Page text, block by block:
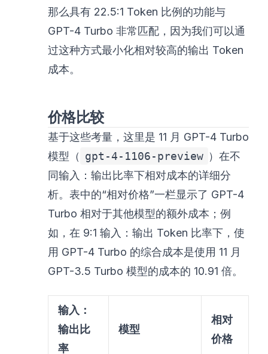
那么具有 22.5:1 Token 比例的功能与
GPT-4 Turbo 非常匹配，因为我们可以通
过这种方式最小化相对较高的输出 Token
成本。
价格比较
基于这些考量，这里是 11 月 GPT-4 Turbo
模型（ gpt-4-1106-preview ）在不
同输入：输出比率下相对成本的详细分
析。表中的“相对价格”一栏显示了 GPT-4
Turbo 相对于其他模型的额外成本；例
如，在 9:1 输入：输出 Token 比率下，使
用 GPT-4 Turbo 的综合成本是使用 11 月
GPT-3.5 Turbo 模型的成本的 10.91 倍。
输入：
输出比
率
模型
相对
价格